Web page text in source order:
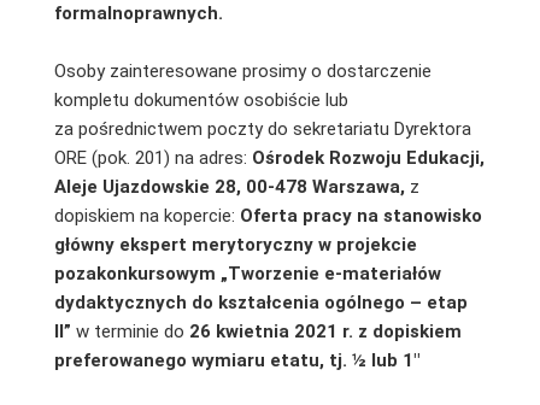
formalnoprawnych.
Osoby zainteresowane prosimy o dostarczenie
kompletu dokumentów osobiście lub
za pośrednictwem poczty do sekretariatu Dyrektora
ORE (pok. 201) na adres: Ośrodek Rozwoju Edukacji,
Aleje Ujazdowskie 28, 00-478 Warszawa, z
dopiskiem na kopercie: Oferta pracy na stanowisko
główny ekspert merytoryczny w projekcie
pozakonkursowym „Tworzenie e-materiałów
dydaktycznych do kształcenia ogólnego – etap
II” w terminie do 26 kwietnia 2021 r. z dopiskiem
preferowanego wymiaru etatu, tj. ½ lub 1″